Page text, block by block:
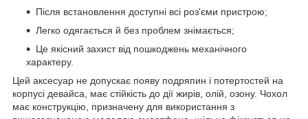
Після встановлення доступні всі роз'єми пристрою;
Легко одягається й без проблем знімається;
Це якісний захист від пошкоджень механічного
характеру.
Цей аксесуар не допускає появу подряпин і потертостей на
корпусі девайса, має стійкість до дії жирів, олій, озону. Чохол
має конструкцію, призначену для використання з